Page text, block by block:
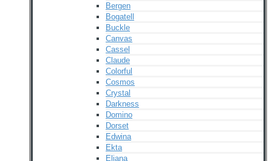
Bergen
Bogatell
Buckle
Canvas
Cassel
Claude
Colorful
Cosmos
Crystal
Darkness
Domino
Dorset
Edwina
Ekta
Eliana